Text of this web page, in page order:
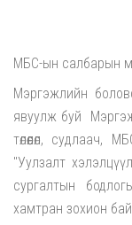
МБС-ын салбарын
Мэргэжлийн
явуулж буй
төлөөлөл, судлаач,
"Уулзалт
сургалтын
хамтран зохион